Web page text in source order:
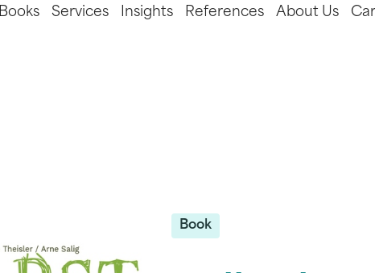
Books Services Insights References About Us
Book